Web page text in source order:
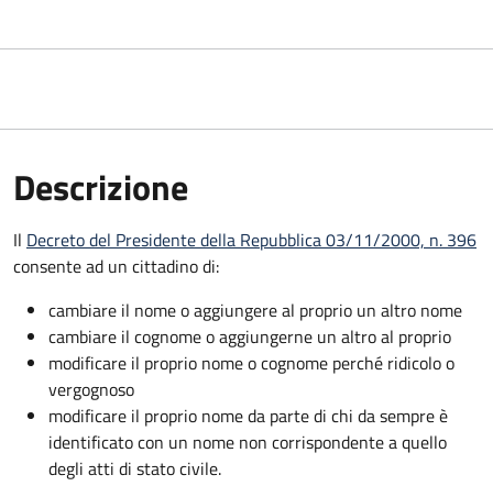
Descrizione
Il Decreto del Presidente della Repubblica 03/11/2000, n. 396
consente ad un cittadino di:
cambiare il nome o aggiungere al proprio un altro nome
cambiare il cognome o aggiungerne un altro al proprio
modificare il proprio nome o cognome perché ridicolo o
vergognoso
modificare il proprio nome da parte di chi da sempre è
identificato con un nome non corrispondente a quello
degli atti di stato civile.